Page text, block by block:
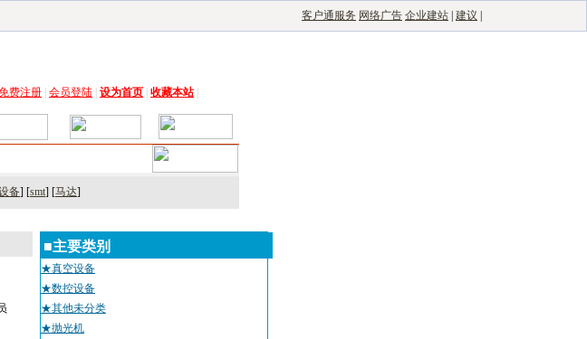
客户通服务 网络广告 企业建站 建议
费注册 会员登陆 设为首页 收藏本站|
备] [smt] [马达]
■主要类别
★真空设备
★数控设备
★其他未分类
★抛光机